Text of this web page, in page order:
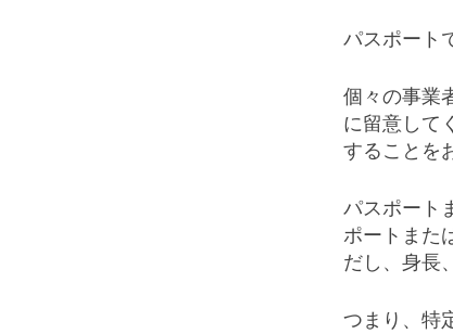
パスポート
個々の事業
に留意して
することを
パスポート
ポートまた
だし、身長
つまり、特